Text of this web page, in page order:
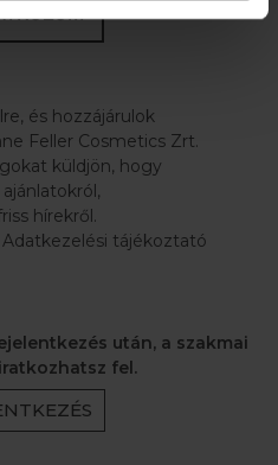
és hozzájárulok
Feller Cosmetics Zrt.
küldjön, hogy
hírekről.
tájékoztató
után, a szakmai
fel.